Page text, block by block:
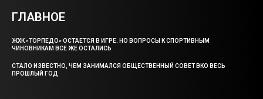
ГЛАВНОЕ
ЖХК «ТОРПЕДО» ОСТАЕТСЯ В ИГРЕ. НО ВОПРОСЫ К СПОРТИВНЫМ
ЧИНОВНИКАМ ВСЕ ЖЕ ОСТАЛИСЬ
СТАЛО ИЗВЕСТНО, ЧЕМ ЗАНИМАЛСЯ ОБЩЕСТВЕННЫЙ СОВЕТ ВКО ВЕСЬ
ПРОШЛЫЙ ГОД